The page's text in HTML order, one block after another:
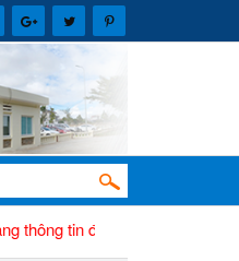
tử Sở Xây dựng tỉnh Đắk Lắk